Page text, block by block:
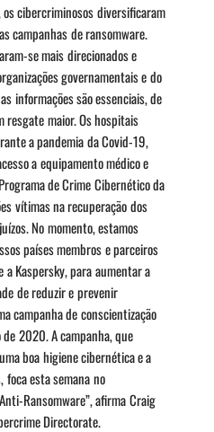
os cibercriminosos diversificaram
campanhas de ransomware.
se mais direcionados e
governamentais e do
informações são essenciais, de
resgate maior. Os hospitais
a pandemia da Covid-19,
a equipamento médico e
de Crime Cibernético da
vítimas na recuperação dos
No momento, estamos
países membros e parceiros
Kaspersky, para aumentar a
de reduzir e prevenir
campanha de conscientização
2020. A campanha, que
boa higiene cibernética e a
foca esta semana no
Ransomware”, afirma Craig
Directorate.